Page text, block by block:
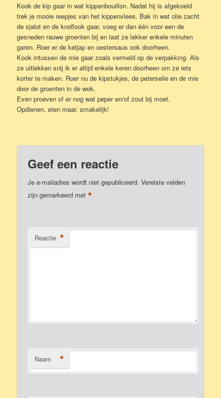
Kook de kip gaar in wat kippenbouillon. Nadat hij is afgekoeld
trek je mooie reepjes van het kippenvlees. Bak in wat olie zacht
de sjalot en de knoflook gaar, voeg er dan één voor een de
gesneden rauwe groenten bij en laat ze lekker enkele minuten
garen. Roer er de ketjap en oestersaus ook doorheen.
Kook intussen de mie gaar zoals vermeld op de verpakking. Als
ze uitlekken snij ik er altijd enkele keren doorheen om ze iets
korter te maken. Roer nu de kipstukjes, de peterselie en de mie
door de groenten in de wok.
Even proeven of er nog wat peper en/of zout bij moet.
Opdienen, eten maar, smakelijk!
Geef een reactie
Je e-mailadres wordt niet gepubliceerd. Vereiste velden
zijn gemarkeerd met*
Reactie *
Naam *